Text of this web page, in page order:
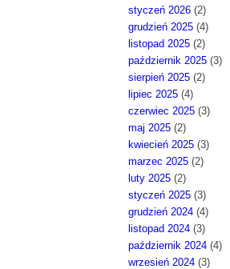
styczeń 2026 (2)
grudzień 2025 (4)
listopad 2025 (2)
październik 2025 (3)
sierpień 2025 (2)
lipiec 2025 (4)
czerwiec 2025 (3)
maj 2025 (2)
kwiecień 2025 (3)
marzec 2025 (2)
luty 2025 (2)
styczeń 2025 (3)
grudzień 2024 (4)
listopad 2024 (3)
październik 2024 (4)
wrzesień 2024 (3)